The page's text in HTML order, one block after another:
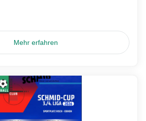
Mehr erfahren